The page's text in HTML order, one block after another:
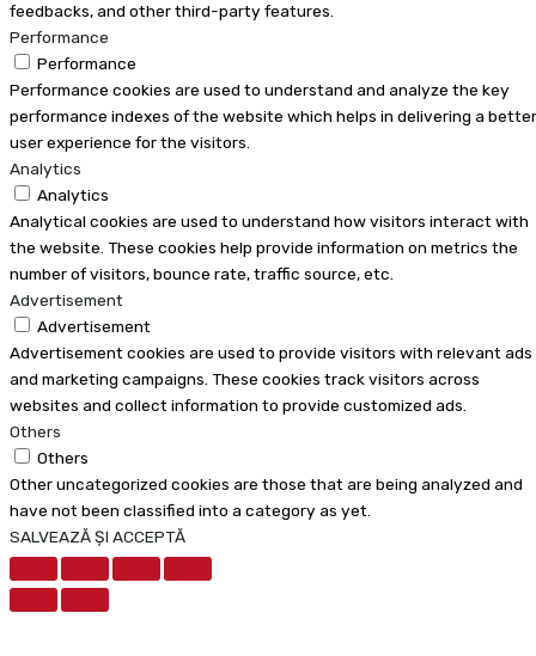
feedbacks, and other third-party features.
Performance
Performance
Performance cookies are used to understand and analyze the key
performance indexes of the website which helps in delivering a better
user experience for the visitors.
Analytics
Analytics
Analytical cookies are used to understand how visitors interact with
the website. These cookies help provide information on metrics the
number of visitors, bounce rate, traffic source, etc.
Advertisement
Advertisement
Advertisement cookies are used to provide visitors with relevant ads
and marketing campaigns. These cookies track visitors across
websites and collect information to provide customized ads.
Others
Others
Other uncategorized cookies are those that are being analyzed and
have not been classified into a category as yet.
SALVEAZĂ ȘI ACCEPTĂ